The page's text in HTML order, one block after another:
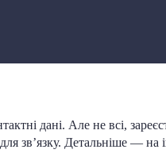
дані. Але не всі,
зв’язку. Детальніше — на